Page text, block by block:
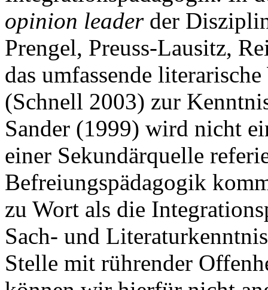
opinion leaderder
Prengel, Preuss-Lausitz,
das umfassende
(Schnell 2003) zur
Sander (1999) wird nicht
einer Sekundärquelle
Befreiungspädagogik
zu Wort als die
Sach- und
Stelle mit rührender